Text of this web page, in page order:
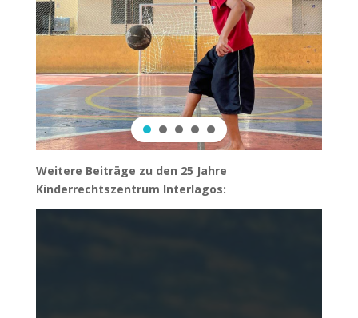
Weitere Beiträge zu den 25 Jahre
Kinderrechtszentrum Interlagos: